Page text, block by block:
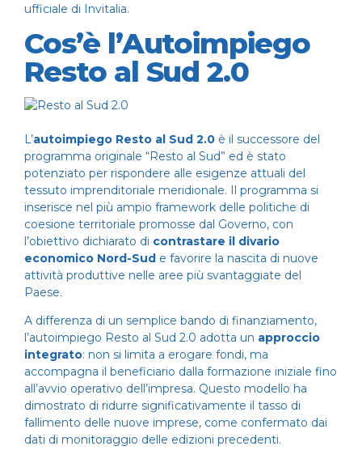
ufficiale di Invitalia.
Cos’è l’Autoimpiego
Resto al Sud 2.0
L’autoimpiego Resto al Sud 2.0 è il successore del
programma originale “Resto al Sud” ed è stato
potenziato per rispondere alle esigenze attuali del
tessuto imprenditoriale meridionale. Il programma si
inserisce nel più ampio framework delle politiche di
coesione territoriale promosse dal Governo, con
l’obiettivo dichiarato di contrastare il divario
economico Nord-Sud e favorire la nascita di nuove
attività produttive nelle aree più svantaggiate del
Paese.
A differenza di un semplice bando di finanziamento,
l’autoimpiego Resto al Sud 2.0 adotta un approccio
integrato: non si limita a erogare fondi, ma
accompagna il beneficiario dalla formazione iniziale fino
all’avvio operativo dell’impresa. Questo modello ha
dimostrato di ridurre significativamente il tasso di
fallimento delle nuove imprese, come confermato dai
dati di monitoraggio delle edizioni precedenti.